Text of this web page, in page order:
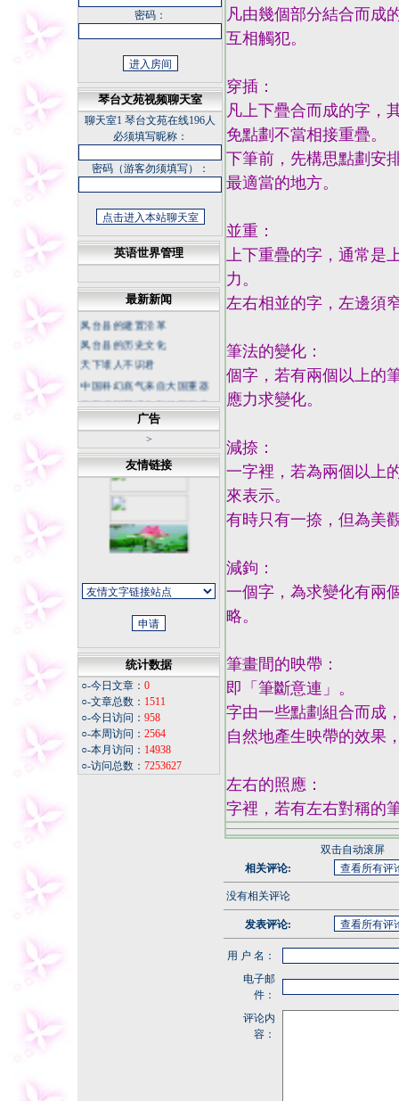
密码：
琴台文苑视频聊天室
聊天室1 琴台文苑在线196人
必须填写昵称：
密码（游客勿须填写）：
英语世界管理
最新新闻
凤台县的建置沿革
凤台县的历史文化
天下谁人不识君
中国科幻底气来自大国重器
不断书写荒漠化防治新篇章
坚持正确的思想理念 传承中
华民族灵魂
冬日天寒，我从不怀疑春天
同学老照片
福寿康宁
微信记录怎样才能成为证据
广告
>
友情链接
统计数据
○-今日文章： 0
○-文章总数： 1511
○-今日访问： 958
○-本周访问： 2564
○-本月访问： 14938
○-访问总数： 7253627
凡由幾個部分結合而成
互相觸犯。
穿插：
凡上下疊合而成的字，
免點劃不當相接重疊。
下筆前，先構思點劃安
最適當的地方。
並重：
上下重疊的字，通常是
力。
左右相並的字，左邊須
筆法的變化：
個字，若有兩個以上的
應力求變化。
減捺：
一字裡，若為兩個以上
來表示。
有時只有一捺，但為美
減鉤：
一個字，為求變化有兩
略。
筆畫間的映帶：
即「筆斷意連」。
字由一些點劃組合而成
自然地產生映帶的效果
左右的照應：
字裡，若有左右對稱的
双击自动滚屏
相关评论:
没有相关评论
发表评论:
用 户 名：
电子邮
件：
评论内
容：